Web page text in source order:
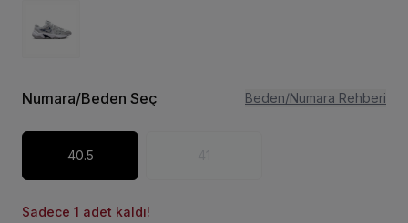
Numara/Beden Seç Beden/Numara Rehberi
40.5
Sadece 1 adet kaldı!